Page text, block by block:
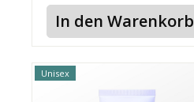
In den Warenkorb
Unisex